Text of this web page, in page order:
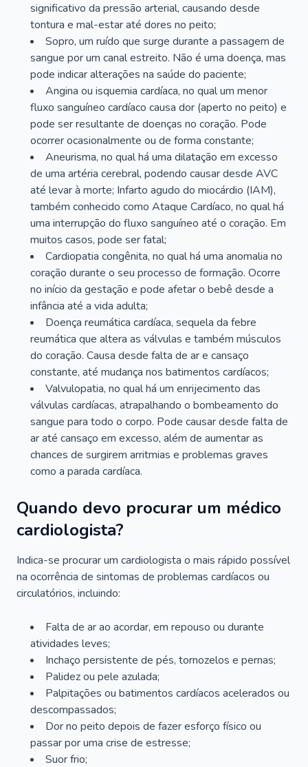
significativo da pressão arterial, causando desde
tontura e mal-estar até dores no peito;
Sopro, um ruído que surge durante a passagem de
sangue por um canal estreito. Não é uma doença, mas
pode indicar alterações na saúde do paciente;
Angina ou isquemia cardíaca, no qual um menor
fluxo sanguíneo cardíaco causa dor (aperto no peito) e
pode ser resultante de doenças no coração. Pode
ocorrer ocasionalmente ou de forma constante;
Aneurisma, no qual há uma dilatação em excesso
de uma artéria cerebral, podendo causar desde AVC
até levar à morte; Infarto agudo do miocárdio (IAM),
também conhecido como Ataque Cardíaco, no qual há
uma interrupção do fluxo sanguíneo até o coração. Em
muitos casos, pode ser fatal;
Cardiopatia congênita, no qual há uma anomalia no
coração durante o seu processo de formação. Ocorre
no início da gestação e pode afetar o bebê desde a
infância até a vida adulta;
Doença reumática cardíaca, sequela da febre
reumática que altera as válvulas e também músculos
do coração. Causa desde falta de ar e cansaço
constante, até mudança nos batimentos cardíacos;
Valvulopatia, no qual há um enrijecimento das
válvulas cardíacas, atrapalhando o bombeamento do
sangue para todo o corpo. Pode causar desde falta de
ar até cansaço em excesso, além de aumentar as
chances de surgirem arritmias e problemas graves
como a parada cardíaca.
Quando devo procurar um médico
cardiologista?
Indica-se procurar um cardiologista o mais rápido possível
na ocorrência de sintomas de problemas cardíacos ou
circulatórios, incluindo:
Falta de ar ao acordar, em repouso ou durante
atividades leves;
Inchaço persistente de pés, tornozelos e pernas;
Palidez ou pele azulada;
Palpitações ou batimentos cardíacos acelerados ou
descompassados;
Dor no peito depois de fazer esforço físico ou
passar por uma crise de estresse;
Suor frio;